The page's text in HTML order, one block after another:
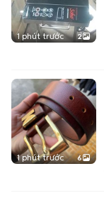
1 phút trước 2
1 phút trước 6